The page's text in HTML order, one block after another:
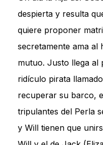
despierta y resulta
quiere proponer
secretamente ama
mutuo. Justo llega al
ridículo pirata
recuperar su barco,
tripulantes del Perla
y Will tienen que